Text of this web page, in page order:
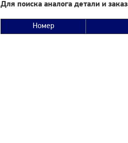
Для поиска аналога детали и
Номер